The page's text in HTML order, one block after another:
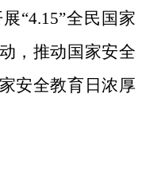
“4.15”全民国家
，推动国家安全
安全教育日浓厚